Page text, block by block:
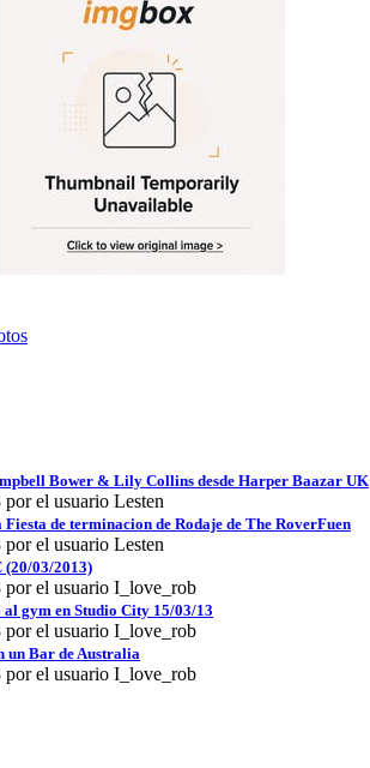
Bower & Lily Collins desde Harper Baazar UK
el usuario Lesten
Fiesta de terminacion de Rodaje de The RoverFuen
el usuario Lesten
(20/03/2013)
por el usuario I_love_rob
gym en Studio City 15/03/13
por el usuario I_love_rob
un Bar de Australia
por el usuario I_love_rob